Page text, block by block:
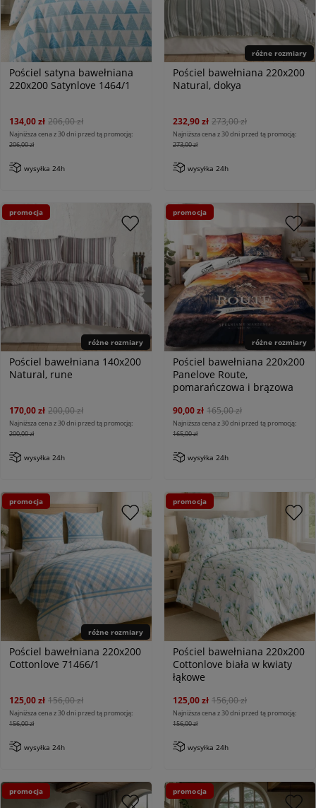
Pościel satyna bawełniana
220x200 Satynlove 1464/1
134,00 zł 206,00 zł
Najniższa cena z 30 dni przed tą promocją:
206,00 zł
wysyłka 24h
różne rozmiary
Pościel bawełniana 220x200
Natural, dokya
232,90 zł 273,00 zł
Najniższa cena z 30 dni przed tą promocją:
273,00 zł
wysyłka 24h
różne rozmiary
Pościel bawełniana 140x200
Natural, rune
170,00 zł 200,00 zł
Najniższa cena z 30 dni przed tą promocją:
200,00 zł
wysyłka 24h
promocja
różne rozmiary
Pościel bawełniana 220x200
Panelove Route,
pomarańczowa i brązowa
90,00 zł 165,00 zł
Najniższa cena z 30 dni przed tą promocją:
165,00 zł
wysyłka 24h
promocja
różne rozmiary
Pościel bawełniana 220x200
Cottonlove 71466/1
125,00 zł 156,00 zł
Najniższa cena z 30 dni przed tą promocją:
156,00 zł
wysyłka 24h
promocja
Pościel bawełniana 220x200
Cottonlove biała w kwiaty
łąkowe
125,00 zł 156,00 zł
Najniższa cena z 30 dni przed tą promocją:
156,00 zł
wysyłka 24h
promocja
promocja promocja